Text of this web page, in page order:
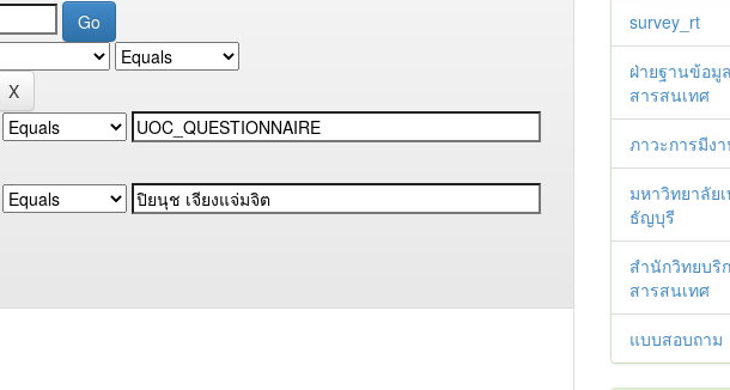
survey_rt
ฝ่ายฐานข้อมู
สารสนเทศ
ภาวะการมีง
มหาวิทยาลัย
ธัญบุรี
สำนักวิทยบริ
สารสนเทศ
แบบสอบถาม